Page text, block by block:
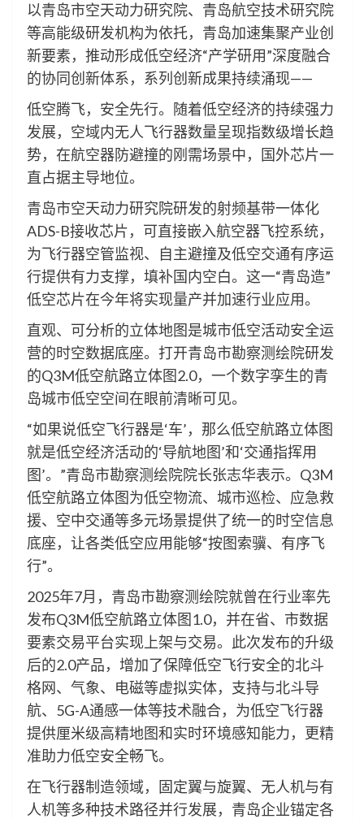
以青岛市空天动力研究院、青岛航空技术研究院
等高能级研发机构为依托，青岛加速集聚产业创
新要素，推动形成低空经济“产学研用”深度融合
的协同创新体系，系列创新成果持续涌现——
低空腾飞，安全先行。随着低空经济的持续强力
发展，空域内无人飞行器数量呈现指数级增长趋
势，在航空器防避撞的刚需场景中，国外芯片一
直占据主导地位。
青岛市空天动力研究院研发的射频基带一体化
ADS-B接收芯片，可直接嵌入航空器飞控系统，
为飞行器空管监视、自主避撞及低空交通有序运
行提供有力支撑，填补国内空白。这一“青岛造”
低空芯片在今年将实现量产并加速行业应用。
直观、可分析的立体地图是城市低空活动安全运
营的时空数据底座。打开青岛市勘察测绘院研发
的Q3M低空航路立体图2.0，一个数字孪生的青
岛城市低空空间在眼前清晰可见。
“如果说低空飞行器是‘车’，那么低空航路立体图
就是低空经济活动的‘导航地图’和‘交通指挥用
图’。”青岛市勘察测绘院院长张志华表示。Q3M
低空航路立体图为低空物流、城市巡检、应急救
援、空中交通等多元场景提供了统一的时空信息
底座，让各类低空应用能够“按图索骥、有序飞
行”。
2025年7月，青岛市勘察测绘院就曾在行业率先
发布Q3M低空航路立体图1.0，并在省、市数据
要素交易平台实现上架与交易。此次发布的升级
后的2.0产品，增加了保障低空飞行安全的北斗
格网、气象、电磁等虚拟实体，支持与北斗导
航、5G-A通感一体等技术融合，为低空飞行器
提供厘米级高精地图和实时环境感知能力，更精
准助力低空安全畅飞。
在飞行器制造领域，固定翼与旋翼、无人机与有
人机等多种技术路径并行发展，青岛企业锚定各